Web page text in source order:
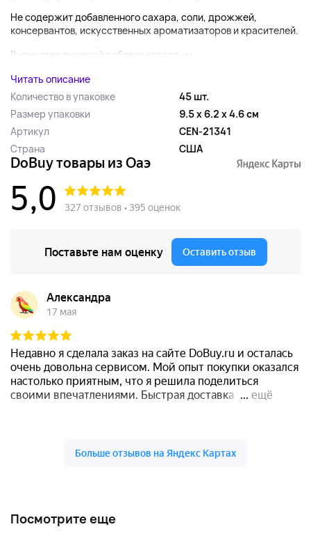
Не содержит добавленного сахара, соли, дрожжей,
консервантов, искусственных ароматизаторов и красителей.
В качестве пищевой добавки взрослым...
Читать описание
Количество в упаковке
45 шт.
Размер упаковки
9.5 x 6.2 x 4.6 см
Артикул
CEN-21341
Страна
США
Посмотрите еще